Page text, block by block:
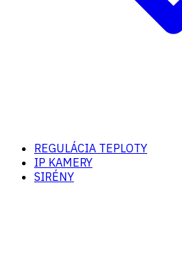
REGULÁCIA TEPLOTY
IP KAMERY
SIRÉNY